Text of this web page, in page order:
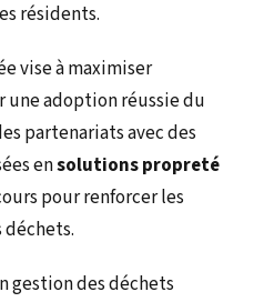
résidents.
vise à maximiser
une adoption réussie du
partenariats avec des
ensolutions propreté
pour renforcer les
gestion des déchets